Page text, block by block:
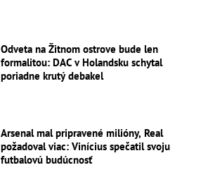
Odveta na Žitnom ostrove bude len
formalitou: DAC v Holandsku schytal
poriadne krutý debakel
Arsenal mal pripravené milióny, Real
požadoval viac: Vinícius spečatil svoju
futbalovú budúcnosť